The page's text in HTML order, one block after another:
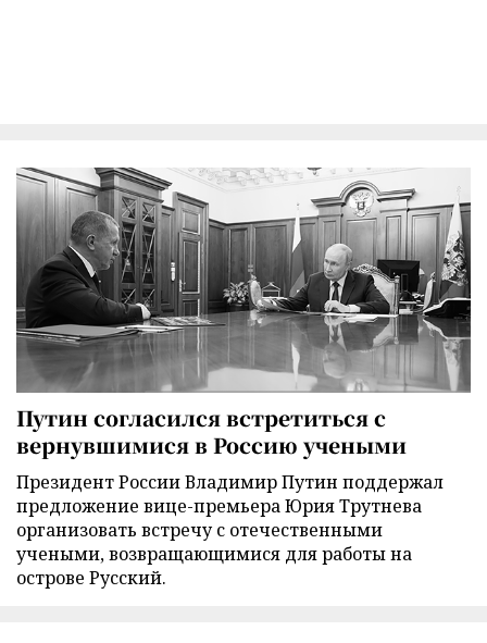
Путин согласился встретиться с
вернувшимися в Россию учеными
Президент России Владимир Путин поддержал
предложение вице-премьера Юрия Трутнева
организовать встречу с отечественными
учеными, возвращающимися для работы на
острове Русский.